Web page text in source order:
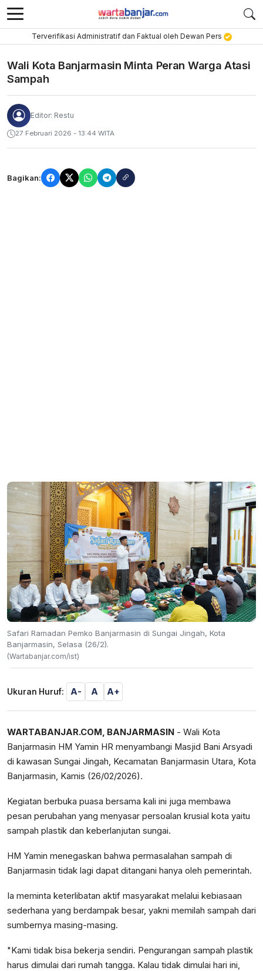
Terverifikasi Administratif dan Faktual oleh Dewan Pers
Wali Kota Banjarmasin Minta Peran Warga Atasi
Sampah
Editor: Restu
27 Februari 2026 - 13:44 WITA
Bagikan:
Safari Ramadan Pemko Banjarmasin di Sungai Jingah, Kota
Banjarmasin, Selasa (26/2).
(Wartabanjar.com/ist)
Ukuran Huruf: A- A A+
WARTABANJAR.COM, BANJARMASIN - Wali Kota
Banjarmasin HM Yamin HR menyambangi Masjid Bani Arsyadi
di kawasan Sungai Jingah, Kecamatan Banjarmasin Utara, Kota
Banjarmasin, Kamis (26/02/2026).
Kegiatan berbuka puasa bersama kali ini juga membawa
pesan perubahan yang menyasar persoalan krusial kota yaitu
sampah plastik dan keberlanjutan sungai.
HM Yamin menegaskan bahwa permasalahan sampah di
Banjarmasin tidak lagi dapat ditangani hanya oleh pemerintah.
Ia meminta keterlibatan aktif masyarakat melalui kebiasaan
sederhana yang berdampak besar, yakni memilah sampah dari
sumbernya masing-masing.
"Kami tidak bisa bekerja sendiri. Pengurangan sampah plastik
harus dimulai dari rumah tangga. Kalau tidak dimulai hari ini,